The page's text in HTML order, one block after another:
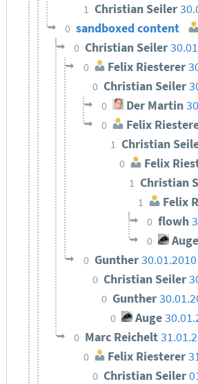
1 Christian Seiler
0 sandboxed content
0 Christian Seiler
0 Felix Riesterer
0 Christian Seiler
0 Der Martin
0 Felix
1 Christian
0 Felix
1 Christian
1 Felix
0 flowh
0 Auge
0 Gunther
0 Christian Seiler
0 Gunther
0 Auge
0 Marc Reichelt
0 Felix Riesterer
0 Christian Seiler